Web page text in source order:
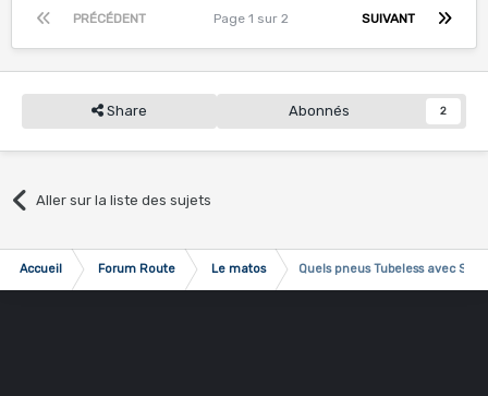
PRÉCÉDENT SUIVANT
Page 1 sur 2
Share Abonnés 2
Aller sur la liste des sujets
Accueil Forum Route Le matos Quels pneus Tubeless avec